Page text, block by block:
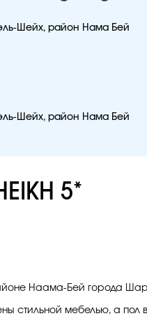
Шейх, район Нама Бей
Шейх, район Нама Бей
5*
Наама-Бей города
стильной мебелью, а